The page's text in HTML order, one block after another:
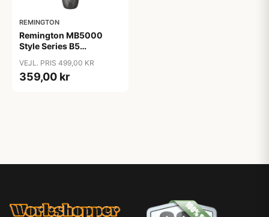
REMINGTON
Remington MB5000
Style Series B5
VEJL. PRIS 499,00 KR
359,00 kr